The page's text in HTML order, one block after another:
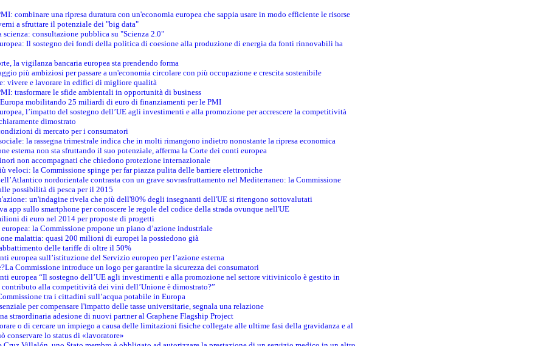
combinare una ripresa duratura con un'economia europea che sappia usare in modo efficiente le risorse
a sfruttare il potenziale dei "big data"
consultazione pubblica su "Scienza 2.0"
Il sostegno dei fondi della politica di coesione alla produzione di energia da fonti rinnovabili ha
la vigilanza bancaria europea sta prendendo forma
più ambiziosi per passare a un'economia circolare con più occupazione e crescita sostenibile
vivere e lavorare in edifici di migliore qualità
trasformare le sfide ambientali in opportunità di business
mobilitando 25 miliardi di euro di finanziamenti per le PMI
l’impatto del sostegno dell’UE agli investimenti e alla promozione per accrescere la competitività
dimostrato
di mercato per i consumatori
la rassegna trimestrale indica che in molti rimangono indietro nonostante la ripresa economica
esterna non sta sfruttando il suo potenziale, afferma la Corte dei conti europea
non accompagnati che chiedono protezione internazionale
veloci: la Commissione spinge per far piazza pulita delle barriere elettroniche
nordorientale contrasta con un grave sovrasfruttamento nel Mediterraneo: la Commissione
possibilità di pesca per il 2015
un'indagine rivela che più dell'80% degli insegnanti dell'UE si ritengono sottovalutati
app sullo smartphone per conoscere le regole del codice della strada ovunque nell'UE
di euro nel 2014 per proposte di progetti
la Commissione propone un piano d’azione industriale
malattia: quasi 200 milioni di europei la possiedono già
delle tariffe di oltre il 50%
europea sull’istituzione del Servizio europeo per l’azione esterna
Commissione introduce un logo per garantire la sicurezza dei consumatori
europea “Il sostegno dell’UE agli investimenti e alla promozione nel settore vitivinicolo è gestito in
contributo alla competitività dei vini dell’Unione è dimostrato?”
tra i cittadini sull’acqua potabile in Europa
per compensare l'impatto delle tasse universitarie, segnala una relazione
straordinaria adesione di nuovi partner al Graphene Flagship Project
o di cercare un impiego a causa delle limitazioni fisiche collegate alle ultime fasi della gravidanza e al
conservare lo status di «lavoratore»